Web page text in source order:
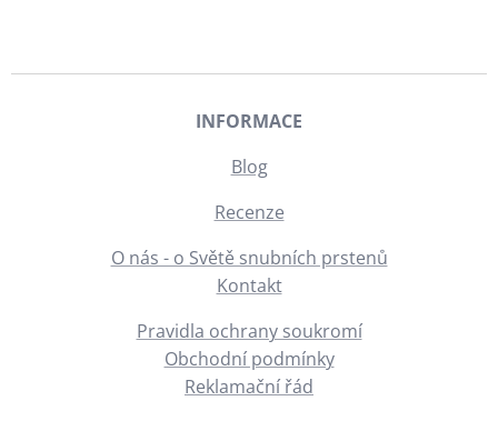
INFORMACE
Blog
Recenze
O nás - o Světě snubních prstenů
Kontakt
Pravidla ochrany soukromí
Obchodní podmínky
Reklamační řád